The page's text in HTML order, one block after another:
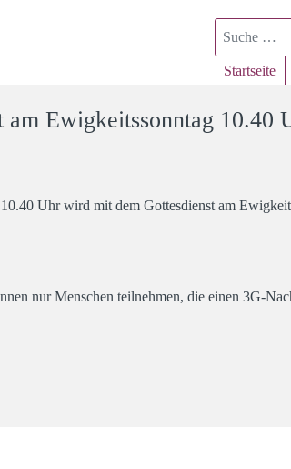
Suchen
Startseite
am Ewigkeitssonntag 10.40
Uhr wird mit dem Gottesdienst am
nur Menschen teilnehmen, die einen 3G-